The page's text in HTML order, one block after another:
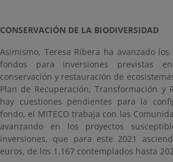
CONSERVACIÓN DE LA BIODIVERSIDAD
Asimismo, Teresa Ribera ha avanzado
fondos para inversiones previstas
conservación y restauración de
Plan de Recuperación, Transformación y
hay cuestiones pendientes para la
fondo, el MITECO trabaja con las
avanzando en los proyectos
inversiones, que para este 2021
euros, de los 1.167 contemplados hasta